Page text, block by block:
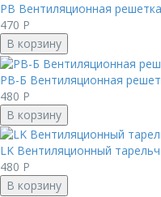
РВ Вентиляционная
470 Р
В корзину
РВ-Б Вентиляционная
480 Р
В корзину
LK Вентиляционный
480 Р
В корзину